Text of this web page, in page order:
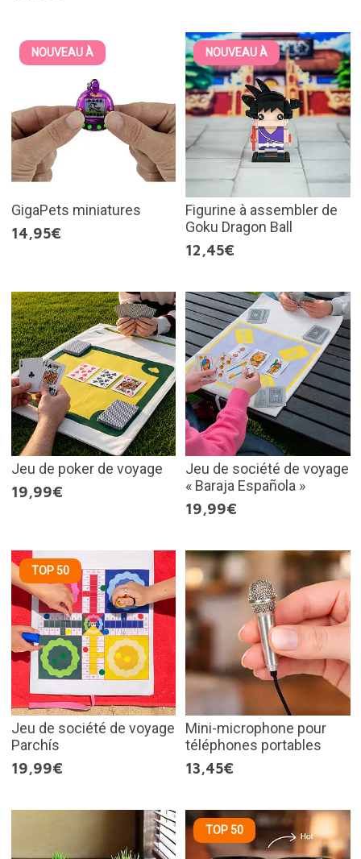
NOUVEAU À
GigaPets miniatures
14,95€
NOUVEAU À
Figurine à assembler de
Goku Dragon Ball
12,45€
Jeu de poker de voyage
19,99€
Jeu de société de voyage
« Baraja Española »
19,99€
TOP 50
Jeu de société de voyage
Parchís
19,99€
Mini-microphone pour
téléphones portables
13,45€
TOP 50